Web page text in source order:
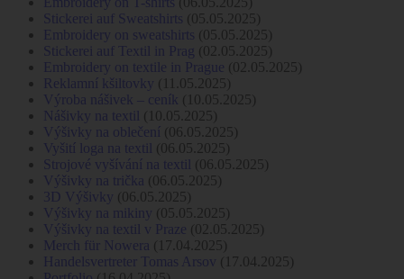
Stickerei auf Sweatshirts (05.05.2025)
Embroidery on sweatshirts (05.05.2025)
Stickerei auf Textil in Prag (02.05.2025)
Embroidery on textile in Prague (02.05.2025)
Reklamní kšiltovky (11.05.2025)
Výroba nášivek – ceník (10.05.2025)
Nášivky na textil
(10.05.2025)
Výšivky na oblečení
(06.05.2025)
Vyšití loga na textil
(06.05.2025)
Strojové vyšívání na textil
(06.05.2025)
Výšivky na trička (06.05.2025)
3D Výšivky (06.05.2025)
Výšivky na mikiny (05.05.2025)
Výšivky na textil v Praze (02.05.2025)
Merch für Nowera (17.04.2025)
Handelsvertreter Tomas Arsov (17.04.2025)